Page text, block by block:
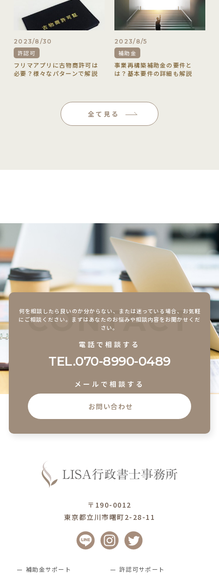
2023/8/30
許認可
フリマアプリに古物商許可は
必要？様々なパターンで解説
2023/8/5
補助金
事業再構築補助金の要件と
は？基本要件の詳細も解説
全て見る
CONTACT
何を相談したら良いのか分からない、または迷っている場合、 お気軽
にご相談ください。まずはあなたのお悩みや相談内容をお聞かせくだ
さい。
電話で相談する
TEL.070-8990-0489
メールで相談する
お問い合わせ
〒190-0012
東京都立川市曙町2-28-11
補助金サポート 許認可サポート